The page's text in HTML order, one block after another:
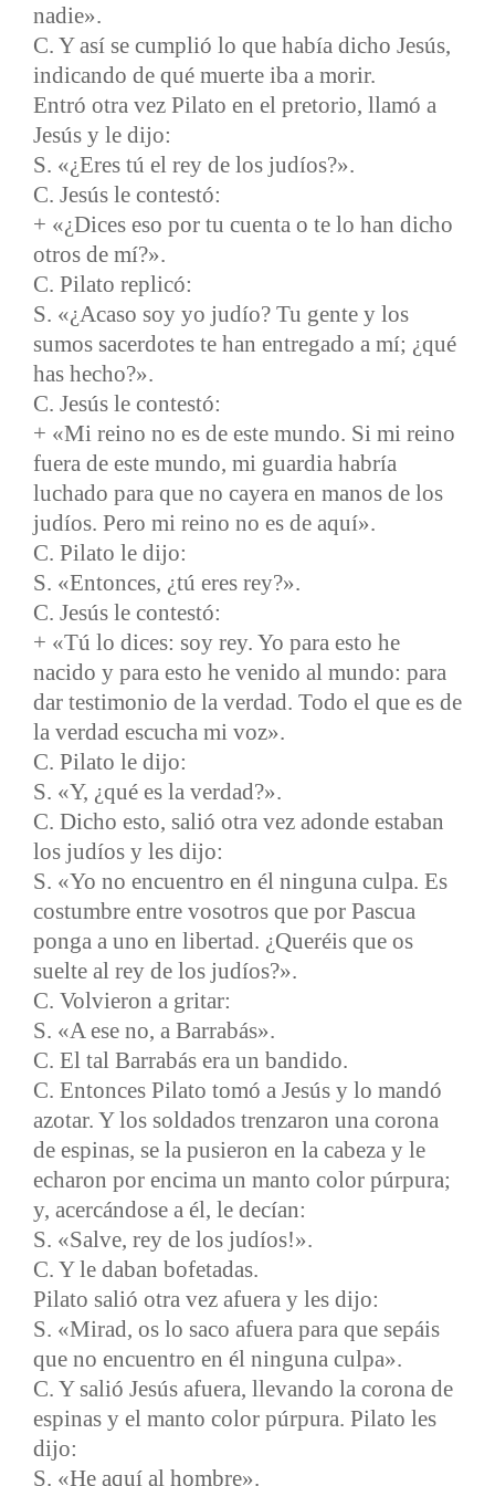
nadie».
C. Y así se cumplió lo que había dicho Jesús,
indicando de qué muerte iba a morir.
Entró otra vez Pilato en el pretorio, llamó a
Jesús y le dijo:
S. «¿Eres tú el rey de los judíos?».
C. Jesús le contestó:
+ «¿Dices eso por tu cuenta o te lo han dicho
otros de mí?».
C. Pilato replicó:
S. «¿Acaso soy yo judío? Tu gente y los
sumos sacerdotes te han entregado a mí; ¿qué
has hecho?».
C. Jesús le contestó:
+ «Mi reino no es de este mundo. Si mi reino
fuera de este mundo, mi guardia habría
luchado para que no cayera en manos de los
judíos. Pero mi reino no es de aquí».
C. Pilato le dijo:
S. «Entonces, ¿tú eres rey?».
C. Jesús le contestó:
+ «Tú lo dices: soy rey. Yo para esto he
nacido y para esto he venido al mundo: para
dar testimonio de la verdad. Todo el que es de
la verdad escucha mi voz».
C. Pilato le dijo:
S. «Y, ¿qué es la verdad?».
C. Dicho esto, salió otra vez adonde estaban
los judíos y les dijo:
S. «Yo no encuentro en él ninguna culpa. Es
costumbre entre vosotros que por Pascua
ponga a uno en libertad. ¿Queréis que os
suelte al rey de los judíos?».
C. Volvieron a gritar:
S. «A ese no, a Barrabás».
C. El tal Barrabás era un bandido.
C. Entonces Pilato tomó a Jesús y lo mandó
azotar. Y los soldados trenzaron una corona
de espinas, se la pusieron en la cabeza y le
echaron por encima un manto color púrpura;
y, acercándose a él, le decían:
S. «Salve, rey de los judíos!».
C. Y le daban bofetadas.
Pilato salió otra vez afuera y les dijo:
S. «Mirad, os lo saco afuera para que sepáis
que no encuentro en él ninguna culpa».
C. Y salió Jesús afuera, llevando la corona de
espinas y el manto color púrpura. Pilato les
dijo:
S. «He aquí al hombre».